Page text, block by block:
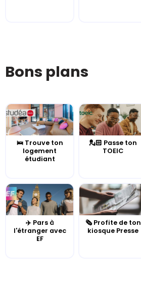
Bons plans
🛌 Trouve ton
logement
étudiant
💂🏻 Passe ton
TOEIC
✈️ Pars à
l'étranger avec
EF
🗞️ Profite de ton
kiosque Presse